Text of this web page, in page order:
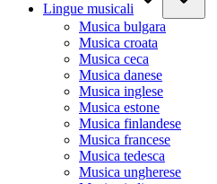
Lingue musicali
Musica bulgara
Musica croata
Musica ceca
Musica danese
Musica inglese
Musica estone
Musica finlandese
Musica francese
Musica tedesca
Musica ungherese